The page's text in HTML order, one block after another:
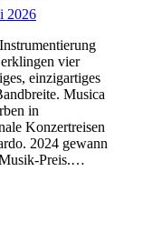
2026
vier
einzigartiges
Musica
in
Konzertreisen
2024 gewann
Musik-Preis.…